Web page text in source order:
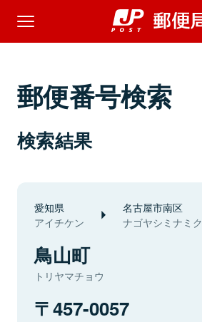
郵便番号検索
検索結果
愛知県
アイチケン
名古屋市南区
ナゴヤシミナミク
鳥山町
トリヤマチョウ
457-0057